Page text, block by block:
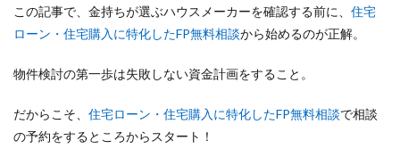
この記事で、金持ちが選ぶハウスメーカーを確認する前に、 住宅
ローン・住宅購入に特化したFP無料相談から始めるのが正解。
物件検討の第一歩は失敗しない資金計画をすること。
だからこそ、 住宅ローン・住宅購入に特化したFP無料相談で相談
の予約をするところからスタート！